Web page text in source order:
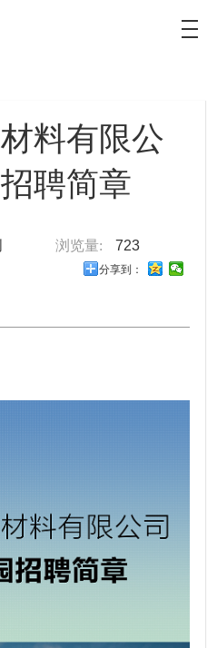
电池更加定制化和高效的
料有限公
聘简章
浏览量:
723
分享到：